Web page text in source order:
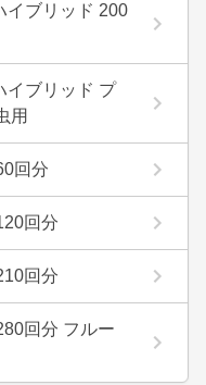
イブリッド 200
イブリッド プ
用
回分
回分
回分
回分 フルー